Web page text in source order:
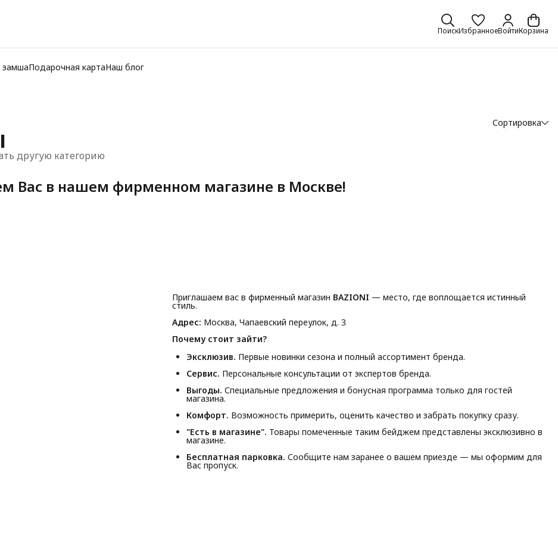
ПоискИзбранноеВойтиКорзина
Подарочная картаНаш блог
Сортировка
другую категорию
Вас в нашем фирменном магазине в Москве!
Приглашаем вас в фирменный магазин BAZIONI — место, где воплощается истинный
стиль.
Адрес: Москва, Чапаевский переулок, д. 3
Почему стоит зайти?
Эксклюзив. Первые новинки сезона и полный ассортимент бренда.
Сервис. Персональные консультации от экспертов бренда.
Выгоды. Специальные предложения и бонусная программа только для гостей
магазина.
Комфорт. Возможность примерить, оценить качество и забрать покупку сразу.
"Есть в магазине". Товары помеченные таким бейджем представлены эксклюзивно в
магазине.
Бесплатная парковка. Сообщите нам заранее о вашем приезде — мы оформим для
Вас пропуск.